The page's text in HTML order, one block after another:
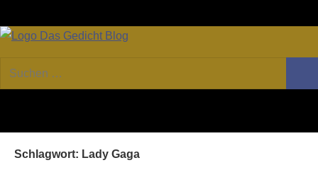
Inhalt
GEDICHT
Forum
von
Suchen
nach:
Schlagwort: Lady Gaga